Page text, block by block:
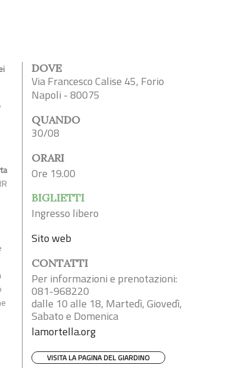
DOVE
Via Francesco Calise 45, Forio
Napoli - 80075
QUANDO
30/08
ORARI
Ore 19.00
BIGLIETTI
Ingresso libero
Sito web
CONTATTI
Per informazioni e prenotazioni:
081-968220
dalle 10 alle 18, Martedì, Giovedì,
Sabato e Domenica
lamortella.org
VISITA LA PAGINA DEL GIARDINO